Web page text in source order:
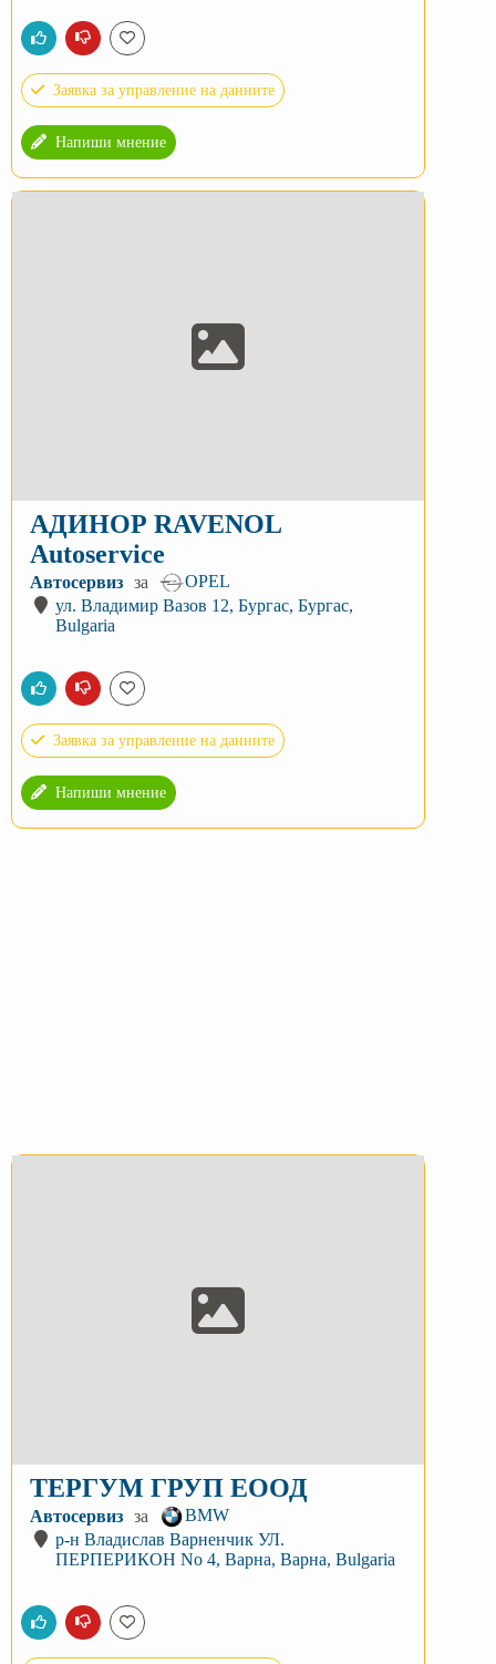
Заявка за управление на данните
Напиши мнение
АДИНОР RAVENOL
Autoservice
Автосервиз за
OPEL
ул. Владимир Вазов 12, Бургас, Бургас,
Bulgaria
Заявка за управление на данните
Напиши мнение
ТЕРГУМ ГРУП ЕООД
Автосервиз за
BMW
р-н Владислав Варненчик УЛ.
ПЕРПЕРИКОН No 4, Варна, Варна, Bulgaria